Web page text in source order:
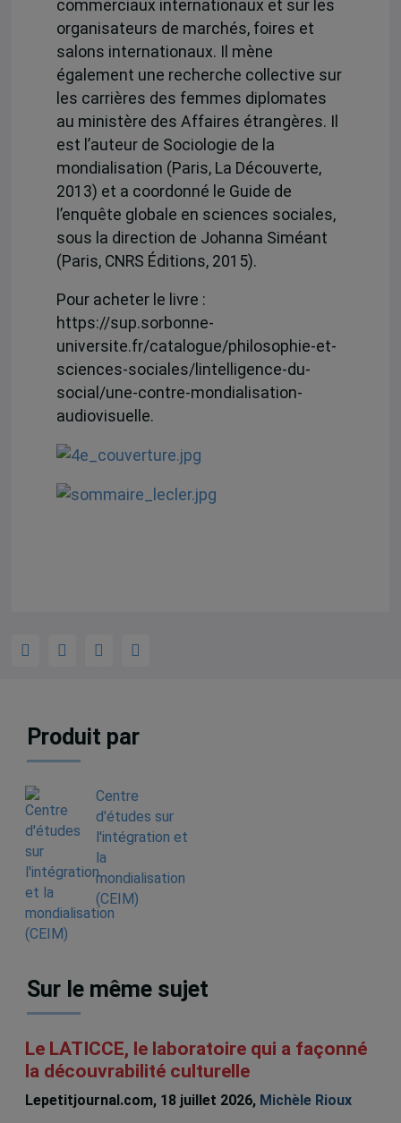
commerciaux internationaux et sur les
organisateurs de marchés, foires et
salons internationaux. Il mène
également une recherche collective sur
les carrières des femmes diplomates
au ministère des Affaires étrangères. Il
est l’auteur de Sociologie de la
mondialisation (Paris, La Découverte,
2013) et a coordonné le Guide de
l’enquête globale en sciences sociales,
sous la direction de Johanna Siméant
(Paris, CNRS Éditions, 2015).
Pour acheter le livre :
https://sup.sorbonne-
universite.fr/catalogue/philosophie-et-
sciences-sociales/lintelligence-du-
social/une-contre-mondialisation-
audiovisuelle.
Produit par
Centre
d'études sur
l'intégration et
la
mondialisation
(CEIM)
Sur le même sujet
Le LATICCE, le laboratoire qui a façonné
la découvrabilité culturelle
Lepetitjournal.com, 18 juillet 2026, Michèle Rioux